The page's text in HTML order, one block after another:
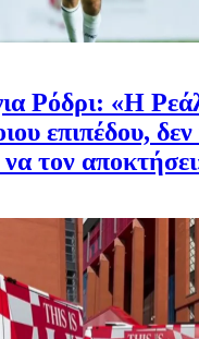
Ρόδρι: «Η
επιπέδου,
τον